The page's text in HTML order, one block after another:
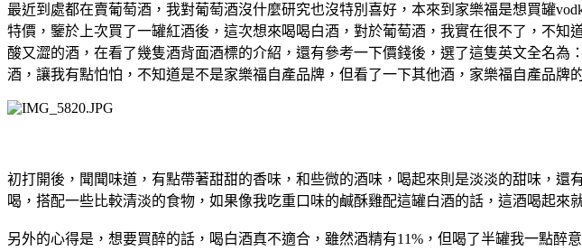
最近到處都在賣葡萄酒，我對葡萄酒沒什麼研究也沒特別喜好，本來到家樂福是想買罐
特價，鑒於上次買了一罐紅酒後，這次想來喝喝白酒，對於葡萄酒，我實在很不了，不
酸又澀的酒，在看了幾隻酒背面酒標的介紹，還有參考一下價錢後，選了這隻英文全名為：
酒，讓我有點怕怕，不知道是不是家樂福自產品牌，但看了一下其他酒，家樂福自產品
初打開後，聞聞味道，有點帶著甜甜的香味，和些微的酒味，喝起來則是淡淡的甜味，
喝，搭配一些比較清淡的食物，如果像我吃重口味的鹹酥雞配這罐白酒的話，這酒喝起來
另外的心得是，想要買醉的話，喝白酒真不適合，雖然酒精有11%，但喝了半罐我一點醉